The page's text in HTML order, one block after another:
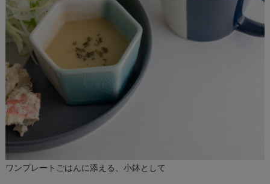
ワンプレートごはんに添える、小鉢として